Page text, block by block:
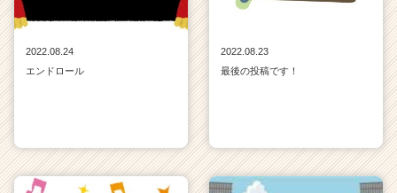
2022.08.24
エンドロール
2022.08.23
最後の投稿です！